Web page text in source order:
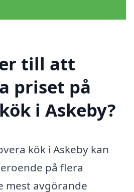
till att
priset på
i Askeby?
kök i Askeby kan
på flera
mest avgörande